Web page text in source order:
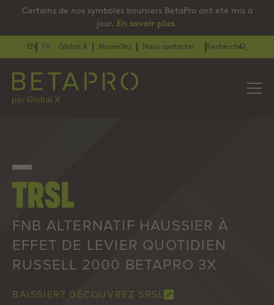
Certains de nos symboles boursiers BetaPro ont été mis à
jour. En savoir plus.
EN FR Global X Nouvelles Nous contacter Recherche
TRSL
FNB ALTERNATIF HAUSSIER À
EFFET DE LEVIER QUOTIDIEN
RUSSELL 2000 BETAPRO 3X
BAISSIER? DÉCOUVREZ SRSL